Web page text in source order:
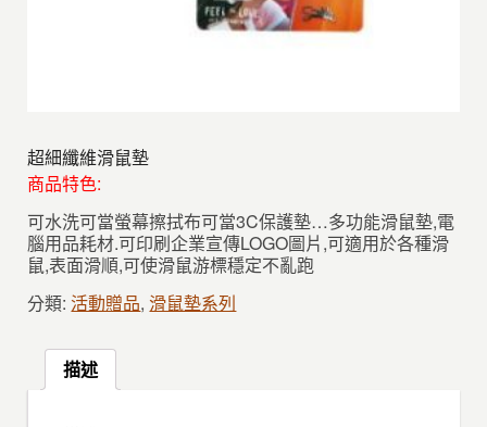
超細纖維滑鼠墊
商品特色:
可水洗可當螢幕擦拭布可當3C保護墊…多功能滑鼠墊,電
腦用品耗材.可印刷企業宣傳LOGO圖片,可適用於各種滑
鼠,表面滑順,可使滑鼠游標穩定不亂跑
分類:活動贈品,滑鼠墊系列
描述